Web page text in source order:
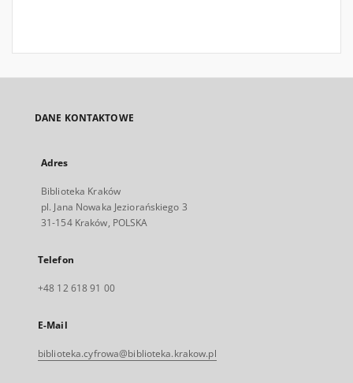
DANE KONTAKTOWE
Adres
Biblioteka Kraków
pl. Jana Nowaka Jeziorańskiego 3
31-154 Kraków, POLSKA
Telefon
+48 12 618 91 00
E-Mail
biblioteka.cyfrowa@biblioteka.krakow.pl